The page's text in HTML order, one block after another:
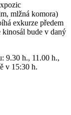
mlžná komora)
exkurze předem
kinosál bude v daný
9.30 h., 11.00 h.,
v 15:30 h.